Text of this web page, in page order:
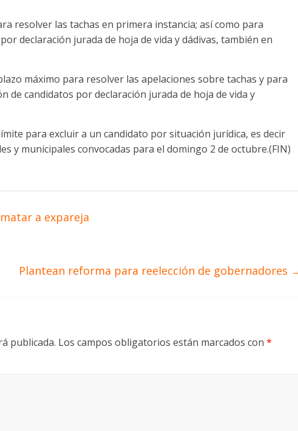
resolver las tachas en primera instancia; así como para
declaración jurada de hoja de vida y dádivas, también en
máximo para resolver las apelaciones sobre tachas y para
de candidatos por declaración jurada de hoja de vida y
para excluir a un candidato por situación jurídica, es decir
y municipales convocadas para el domingo 2 de octubre.(FIN)
a expareja
Plantean reforma para reelección de gobernadores
publicada. Los campos obligatorios están marcados con *